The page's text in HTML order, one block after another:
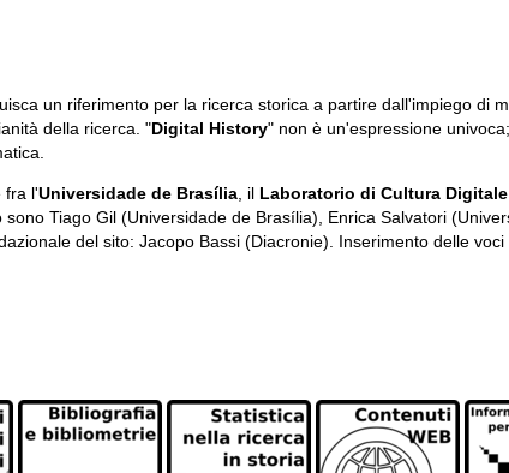
un riferimento per la ricerca storica a partire dall'impiego di
della ricerca. " Digital History" non è un'espressione
fra l'Universidade de Brasília , il Laboratorio di Cultura
sono Tiago Gil (Universidade de Brasília), Enrica Salvatori
del sito: Jacopo Bassi (Diacronie). Inserimento delle